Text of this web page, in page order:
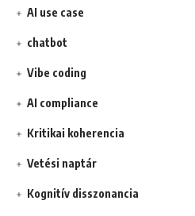
AI use case
chatbot
Vibe coding
AI compliance
Kritikai koherencia
Vetési naptár
Kognitív disszonancia